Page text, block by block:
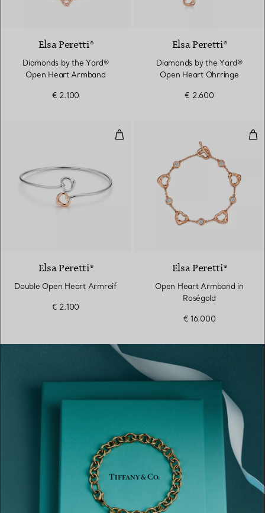
Elsa Peretti®
Diamonds by the Yard®
Open Heart Armband
€ 2.100
Elsa Peretti®
Diamonds by the Yard®
Open Heart Ohrringe
€ 2.600
Double Open Heart Armreif
Elsa Peretti®
Double Open Heart Armreif
€ 2.100
Elsa Peretti®
Open Heart Armband in
Roségold
€ 16.000